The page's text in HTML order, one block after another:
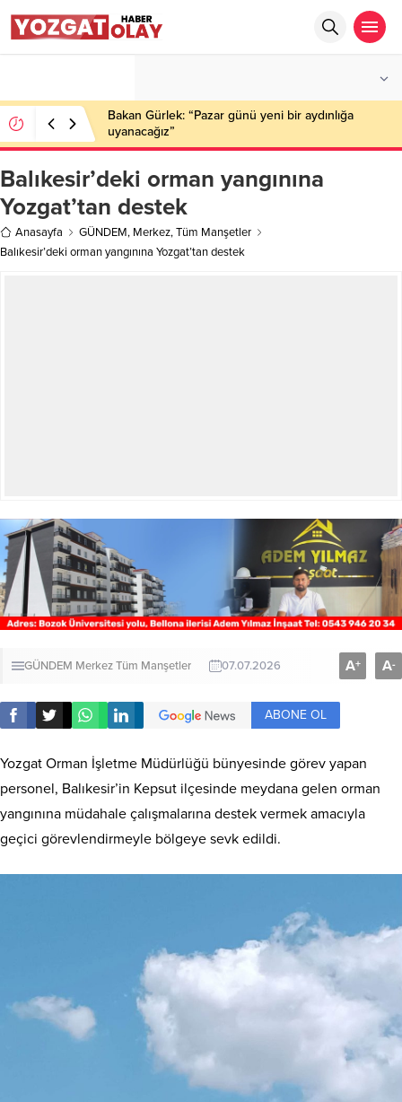
Bakan Gürlek: “Pazar günü yeni bir aydınlığa
uyanacağız”
Balıkesir’deki orman yangınına
Yozgat’tan destek
Anasayfa GÜNDEM, Merkez,Tüm Manşetler
Balıkesir’deki orman yangınına Yozgat’tan destek
GÜNDEM MerkezTüm Manşetler 07.07.2026 A+ A-
ABONE OL
Yozgat Orman İşletme Müdürlüğü bünyesinde görev yapan
personel, Balıkesir’in Kepsut ilçesinde meydana gelen orman
yangınına müdahale çalışmalarına destek vermek amacıyla
geçici görevlendirmeyle bölgeye sevk edildi.